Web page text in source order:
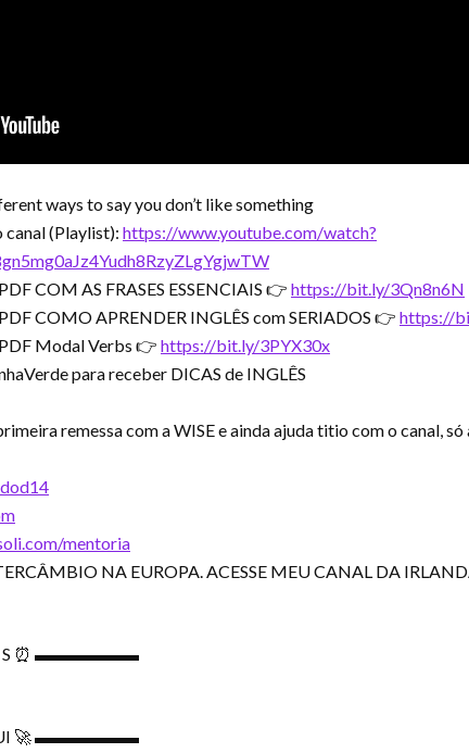
ways to say you don’t like something
canal (Playlist): https://www.youtube.com/watch?
COM AS FRASES ESSENCIAIS 👉 https://bit.ly/3Qn8n6N
COMO APRENDER INGLÊS com SERIADOS 👉 https://
Modal Verbs 👉 https://bit.ly/3PYX30x
para receber DICAS de INGLÊS
remessa com a WISE e ainda ajuda titio com o canal,
mentoria
NA EUROPA. ACESSE MEU CANAL DA
S ⏰ ▬▬▬▬▬▬
🚀 ▬▬▬▬▬▬